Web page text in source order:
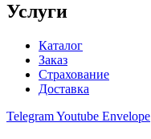
Услуги
Каталог
Заказ
Страхование
Доставка
TelegramYoutube Envelope